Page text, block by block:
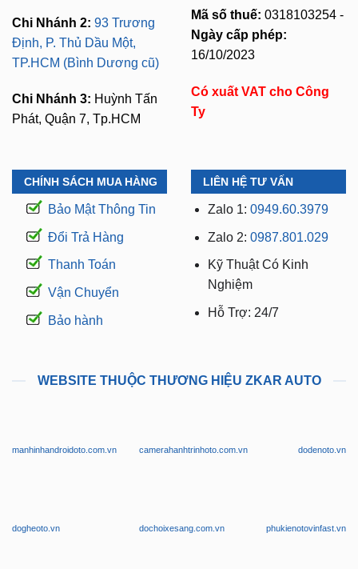
Chi Nhánh 2: 93 Trương
Định, P. Thủ Dầu Một,
TP.HCM (Bình Dương cũ)
Chi Nhánh 3: Huỳnh Tấn
Phát, Quận 7, Tp.HCM
Mã số thuế: 0318103254 -
Ngày cấp phép:
16/10/2023
Có xuất VAT cho Công
Ty
CHÍNH SÁCH MUA HÀNG
Bảo Mật Thông Tin
Đổi Trả Hàng
Thanh Toán
Vận Chuyển
Bảo hành
LIÊN HỆ TƯ VẤN
Zalo 1: 0949.60.3979
Zalo 2: 0987.801.029
Kỹ Thuật Có Kinh
Nghiệm
Hỗ Trợ: 24/7
WEBSITE THUỘC THƯƠNG HIỆU ZKAR AUTO
manhinhandroidoto.com.vn camerahanhtrinhoto.com.vn dodenoto.vn
dogheoto.vn dochoixesang.com.vn phukienotovinfast.vn